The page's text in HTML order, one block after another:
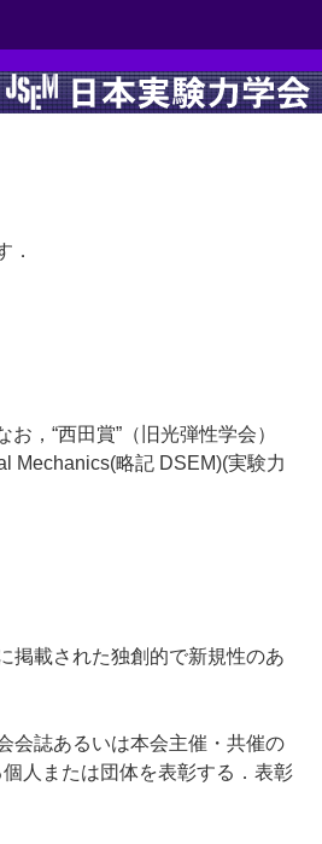
．
，“西田賞”（旧光弾性学会）
Mechanics(略記 DSEM)(実験力
掲載された独創的で新規性のあ
会誌あるいは本会主催・共催の
人または団体を表彰する．表彰